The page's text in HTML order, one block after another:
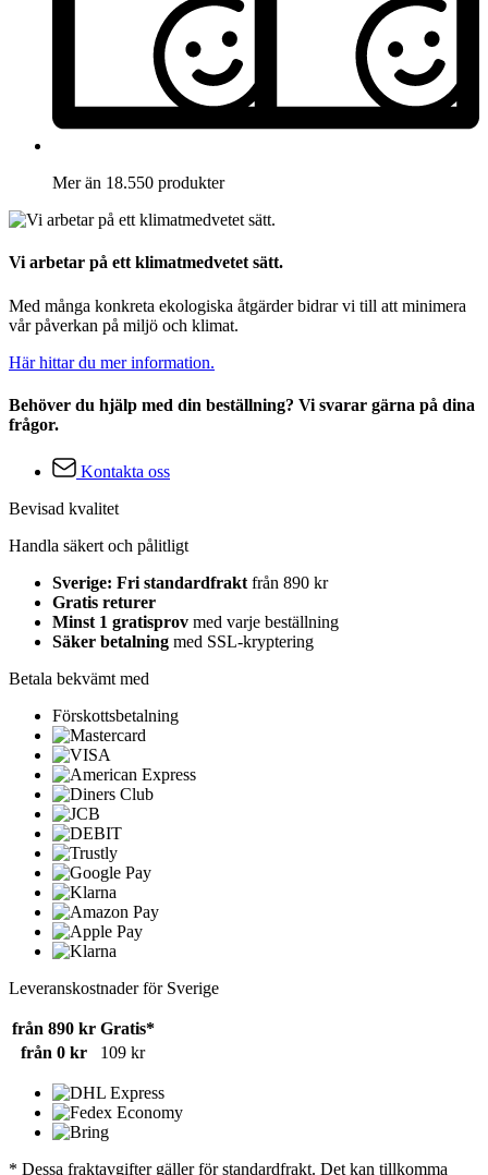
Mer än 18.550 produkter
Vi arbetar på ett klimatmedvetet sätt.
Med många konkreta ekologiska åtgärder bidrar vi till att minimera
vår påverkan på miljö och klimat.
Här hittar du mer information.
Behöver du hjälp med din beställning? Vi svarar gärna på dina
frågor.
Kontakta oss
Bevisad kvalitet
Handla säkert och pålitligt
Sverige: Fri standardfrakt från 890 kr
Gratis returer
Minst 1 gratisprov med varje beställning
Säker betalning med SSL-kryptering
Betala bekvämt med
Förskottsbetalning
Leveranskostnader för Sverige
från 890 kr Gratis*
från 0 kr
109 kr
* Dessa fraktavgifter gäller för standardfrakt. Det kan tillkomma